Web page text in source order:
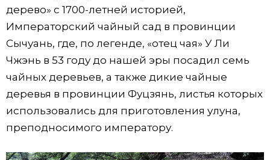
дерево» с 1700-летней историей,
Императорский чайный сад в провинции
Сычуань, где, по легенде, «отец чая» У Ли
Чжэнь в 53 году до нашей эры посадил семь
чайных деревьев, а также дикие чайные
деревья в провинции Фуцзянь, листья которых
использовались для приготовления улуна,
преподносимого императору.